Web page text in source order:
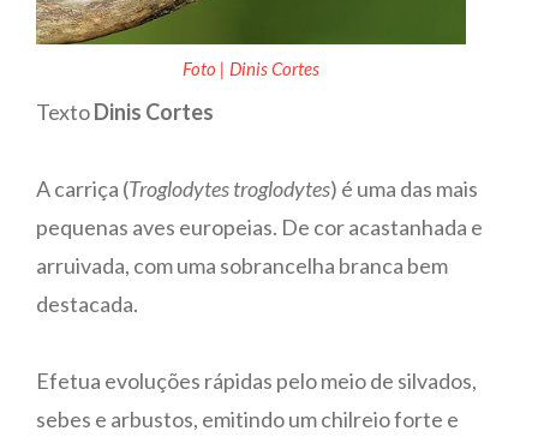
Foto | Dinis Cortes
TextoDinis Cortes
A carriça (Troglodytes troglodytes) é uma das mais
pequenas aves europeias. De cor acastanhada e
arruivada, com uma sobrancelha branca bem
destacada.
Efetua evoluções rápidas pelo meio de silvados,
sebes e arbustos, emitindo um chilreio forte e